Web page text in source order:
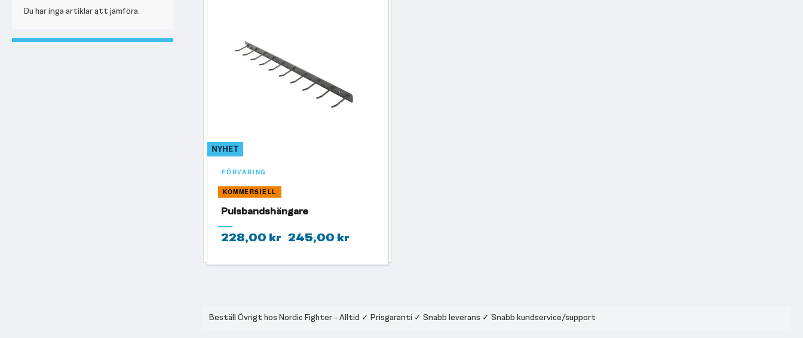
NYHET
FÖRVARING
KOMMERSIELL
Pulsbandshängare
228,00 kr 245,00 kr
Beställ Övrigt hos Nordic Fighter - Alltid ✓ Prisgaranti ✓ Snabb leverans ✓ Snabb kundservice/support
Du har inga artiklar att jämföra.